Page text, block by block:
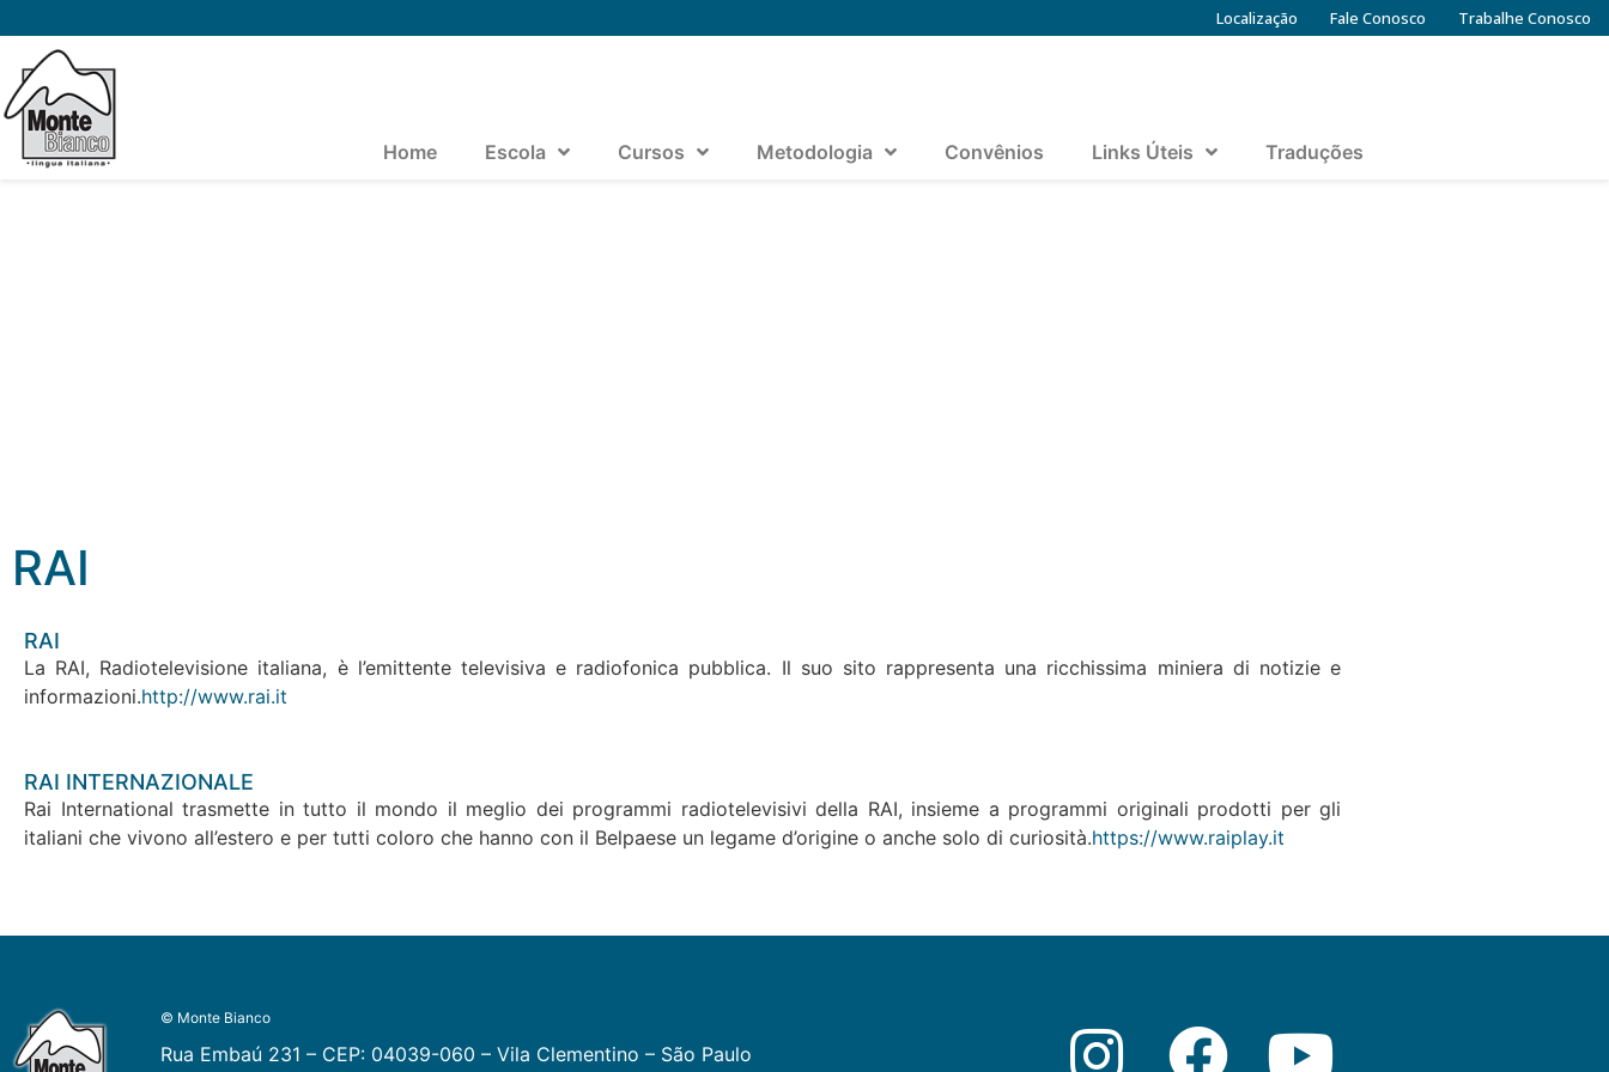
Localização Fale Conosco Trabalhe Conosco
Home Escola Cursos Metodologia Convênios Links Úteis Traduções
RAI
RAI
La RAI, Radiotelevisione italiana, è l’emittente televisiva e radiofonica pubblica. Il suo sito rappresenta una ricchissima miniera di notizie e
informazioni.http://www.rai.it
RAI INTERNAZIONALE
Rai International trasmette in tutto il mondo il meglio dei programmi radiotelevisivi della RAI, insieme a programmi originali prodotti per gli
italiani che vivono all’estero e per tutti coloro che hanno con il Belpaese un legame d’origine o anche solo di curiosità.https://www.raiplay.it
© Monte Bianco
Rua Embaú 231 – CEP: 04039-060 – Vila Clementino – São Paulo